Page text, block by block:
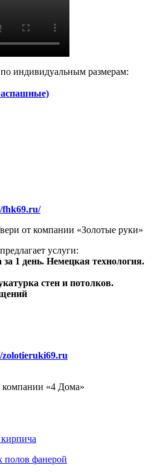
по индивидуальным размерам:
fhk69.ru/
от компании «Золотые руки»
услуги:
1 день. Немецкая технология.
стен и потолков.
zolotieruki69.ru
компании «4 Дома»
полов фанерой